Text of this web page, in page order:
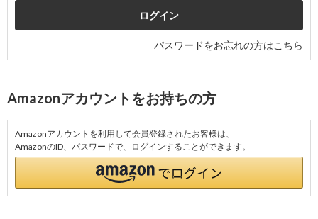
パスワードをお忘れの方はこちら
Amazonアカウントをお持ちの方
Amazonアカウントを利用して会員登録されたお客様は、
AmazonのID、パスワードで、ログインすることができます。